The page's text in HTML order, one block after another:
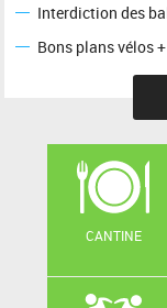
Interdiction des
Bons plans vélos
CANTINE